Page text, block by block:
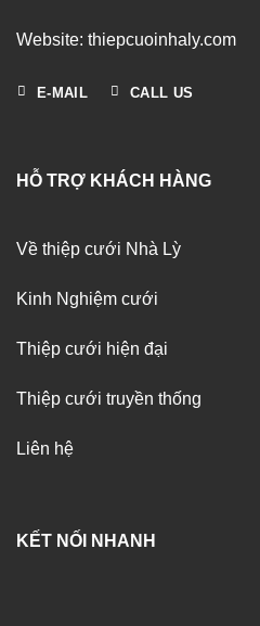
Website: thiepcuoinhaly.com
E-MAIL CALL US
HỖ TRỢ KHÁCH HÀNG
Về thiệp cưới Nhà Lỳ
Kinh Nghiệm cưới
Thiệp cưới hiện đại
Thiệp cưới truyền thống
Liên hệ
KẾT NỐI NHANH